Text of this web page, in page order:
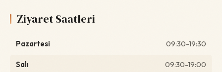
Ziyaret Saatleri
Pazartesi 09:30-19:30
Salı 09:30-19:00